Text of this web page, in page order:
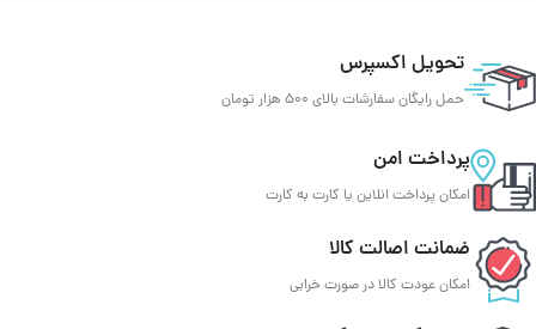
تحویل اکسپرس
حمل رایگان سفارشات بالای 500 هزار تومان
پرداخت امن
امکان پرداخت انلاین یا کارت به کارت
ضمانت اصالت کالا
امکان عودت کالا در صورت خرابی